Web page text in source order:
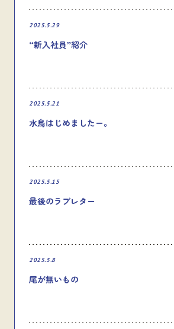
2025.5.29
“新入社員”紹介
2025.5.21
水鳥はじめましたー。
2025.5.15
最後のラブレター
2025.5.8
尾が無いもの